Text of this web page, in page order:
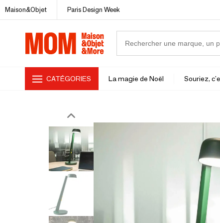
Maison&Objet Paris Design Week
CATÉGORIES La magie de Noël Souriez,